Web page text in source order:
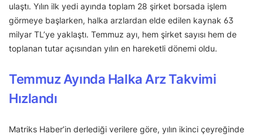
ulaştı. Yılın ilk yedi ayında toplam 28 şirket borsada işlem
görmeye başlarken, halka arzlardan elde edilen kaynak 63
milyar TL’ye yaklaştı. Temmuz ayı, hem şirket sayısı hem de
toplanan tutar açısından yılın en hareketli dönemi oldu.
Temmuz Ayında Halka Arz Takvimi
Hızlandı
Matriks Haber’in derlediği verilere göre, yılın ikinci çeyreğinde